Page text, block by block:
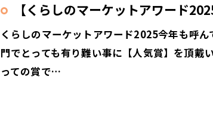
【くらしのマーケットアワード
くらしのマーケットアワード2025今年も呼
門でとっても有り難い事に【人気賞】を頂戴
っての賞で…